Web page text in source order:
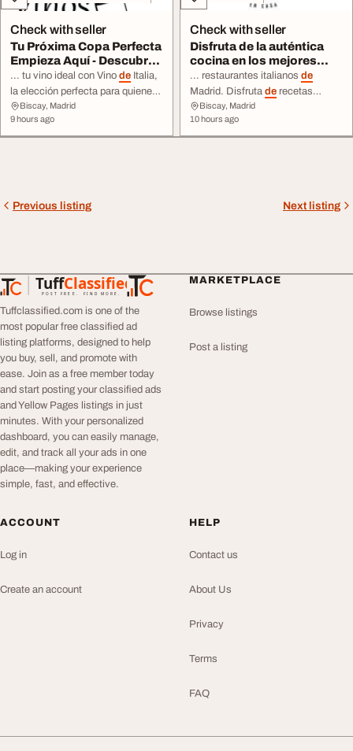
aparcamiento fiable que combina
decorta como delarga estancia,
Parking Futuro ofrece una
solución ...
Check with seller
Tu Próxima Copa Perfecta
Empieza Aquí - Descubre
tu vino ide...
... tu vino ideal con Vino de Italia,
la elección perfecta para quienes
disfrutandevinos
y sabores auténticos ... cada
ocasión, desde cenas especiales
Biscay, Madrid
9 hours ago
Check with seller
Disfruta de la auténtica
cocina en los mejores
restaurantes ...
... restaurantes italianos de
Madrid. Disfruta de recetas
tradicionales, ingredientes
calidad y el auténtico sabor
Italia en ... recomendación ha sido
Biscay, Madrid
10 hours ago
Previous listing Next listing
TuffClassified
POST FREE. FIND MORE.
TuffClassified
Tuffclassified.com is one of the
most popular free classified ad
listing platforms, designed to help
you buy, sell, and promote with
ease. Join as a free member today
and start posting your classified ads
and Yellow Pages listings in just
minutes. With your personalized
dashboard, you can easily manage,
edit, and track all your ads in one
place—making your experience
simple, fast, and effective.
MARKETPLACE
Browse listings
Post a listing
ACCOUNT
Log in
Create an account
HELP
Contact us
About Us
Privacy
Terms
FAQ